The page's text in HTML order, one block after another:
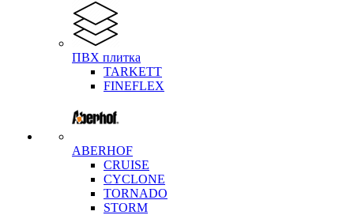
ПВХ плитка
TARKETT
FINEFLEX
ABERHOF
CRUISE
CYCLONE
TORNADO
STORM